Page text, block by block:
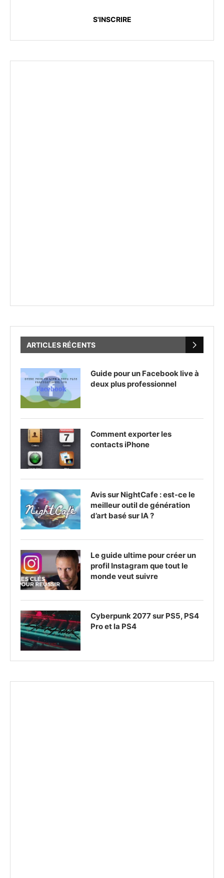
ARTICLES RÉCENTS
Guide pour un Facebook live à
deux plus professionnel
Comment exporter les
contacts iPhone
Avis sur NightCafe : est-ce le
meilleur outil de génération
d’art basé sur IA ?
Le guide ultime pour créer un
profil Instagram que tout le
monde veut suivre
Cyberpunk 2077 sur PS5, PS4
Pro et la PS4